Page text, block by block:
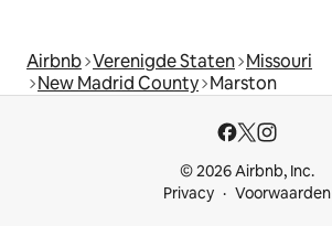
Airbnb Verenigde Staten Missouri
New Madrid County Marston
© 2026 Airbnb, Inc.
Privacy
Voorwaarden